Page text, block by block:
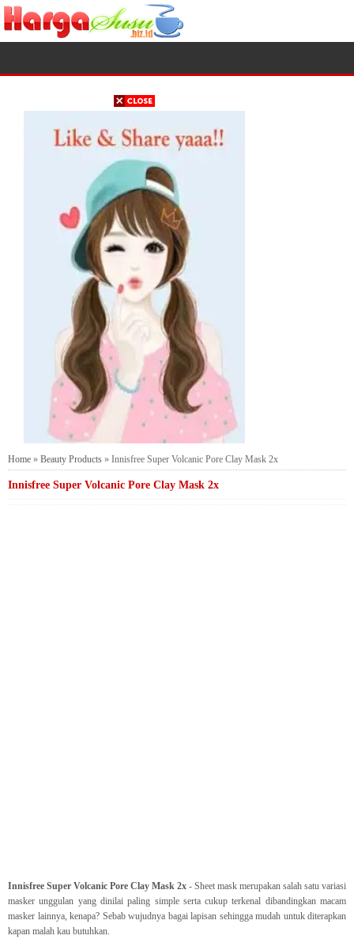
Home » Beauty Products » Innisfree Super Volcanic Pore Clay Mask 2x
Innisfree Super Volcanic Pore Clay Mask 2x
Innisfree Super Volcanic Pore Clay Mask 2x - Sheet mask merupakan salah satu variasi
masker unggulan yang dinilai paling simple serta cukup terkenal dibandingkan macam
masker lainnya, kenapa? Sebab wujudnya bagai lapisan sehingga mudah untuk diterapkan
kapan malah kau butuhkan.